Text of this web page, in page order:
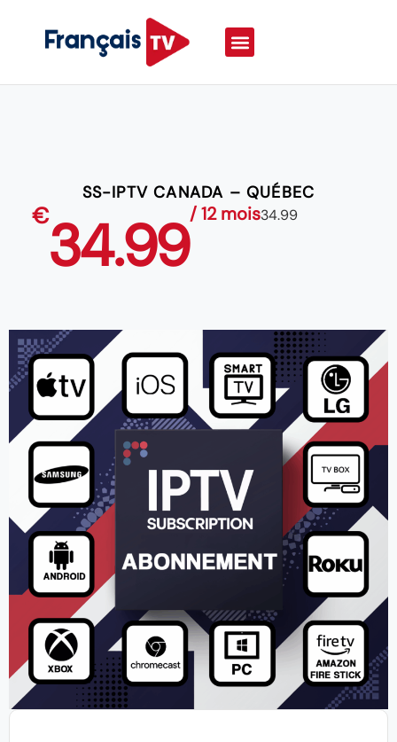
SS-IPTV CANADA – QUÉBEC
€34.99/ 12 mois34.99